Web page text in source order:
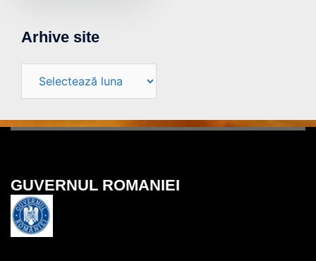
Arhive site
GUVERNUL ROMANIEI